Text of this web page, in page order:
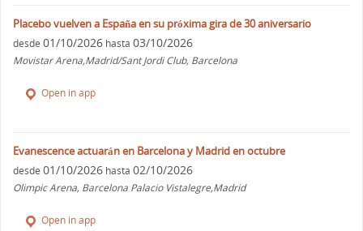
Placebo vuelven a España en su próxima gira de 30 aniversario
desde 01/10/2026 hasta 03/10/2026
Movistar Arena,Madrid/Sant Jordi Club, Barcelona
Open in app
Evanescence actuarán en Barcelona y Madrid en octubre
desde 01/10/2026 hasta 02/10/2026
Olimpic Arena, Barcelona Palacio Vistalegre,Madrid
Open in app